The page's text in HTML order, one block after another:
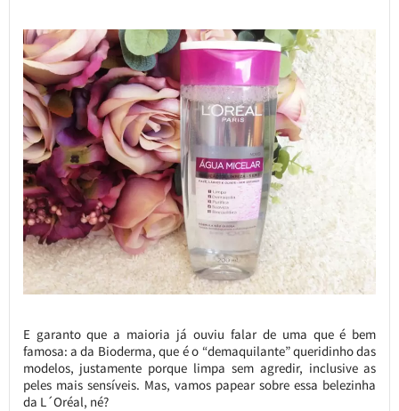
E garanto que a maioria já ouviu falar de uma que é bem
famosa: a da Bioderma, que é o “demaquilante” queridinho das
modelos, justamente porque limpa sem agredir, inclusive as
peles mais sensíveis. Mas, vamos papear sobre essa belezinha
da L´Oréal, né?